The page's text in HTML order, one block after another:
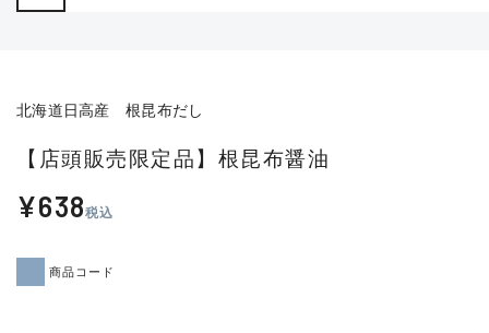
北海道日高産 根昆布だし
【店頭販売限定品】根昆布醤油
¥638税込
商品コード